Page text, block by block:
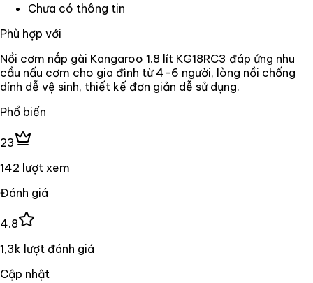
Chưa có thông tin
Phù hợp với
Nồi cơm nắp gài Kangaroo 1.8 lít KG18RC3 đáp ứng nhu
cầu nấu cơm cho gia đình từ 4-6 người, lòng nồi chống
dính dễ vệ sinh, thiết kế đơn giản dễ sử dụng.
Phổ biến
23
142 lượt xem
Đánh giá
4.8
1,3k lượt đánh giá
Cập nhật